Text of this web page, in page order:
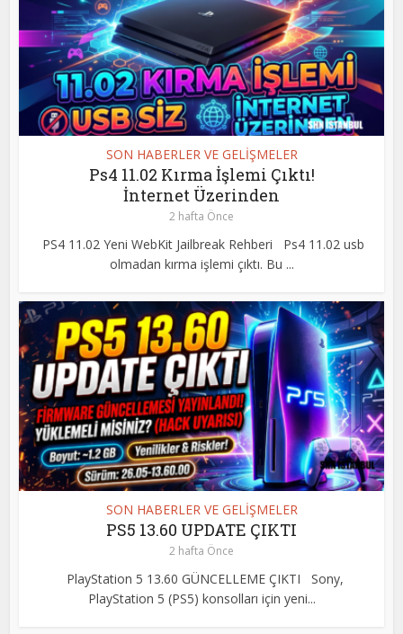
SON HABERLER VE GELİŞMELER
Ps4 11.02 Kırma İşlemi Çıktı!
İnternet Üzerinden
2 hafta Önce
PS4 11.02 Yeni WebKit Jailbreak Rehberi Ps4 11.02 usb
olmadan kırma işlemi çıktı. Bu ...
SON HABERLER VE GELİŞMELER
PS5 13.60 UPDATE ÇIKTI
2 hafta Önce
PlayStation 5 13.60 GÜNCELLEME ÇIKTI Sony,
PlayStation 5 (PS5) konsolları için yeni...